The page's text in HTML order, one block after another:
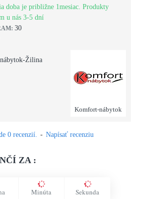
doba je približne 1mesiac. Produkty
u nás 3-5 dní
30
Žilina
Komfort-nábytok
0 recenzií. - Napísať recenziu
ZA :
Minúta Sekunda